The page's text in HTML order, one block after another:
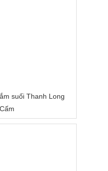
suối Thanh Long